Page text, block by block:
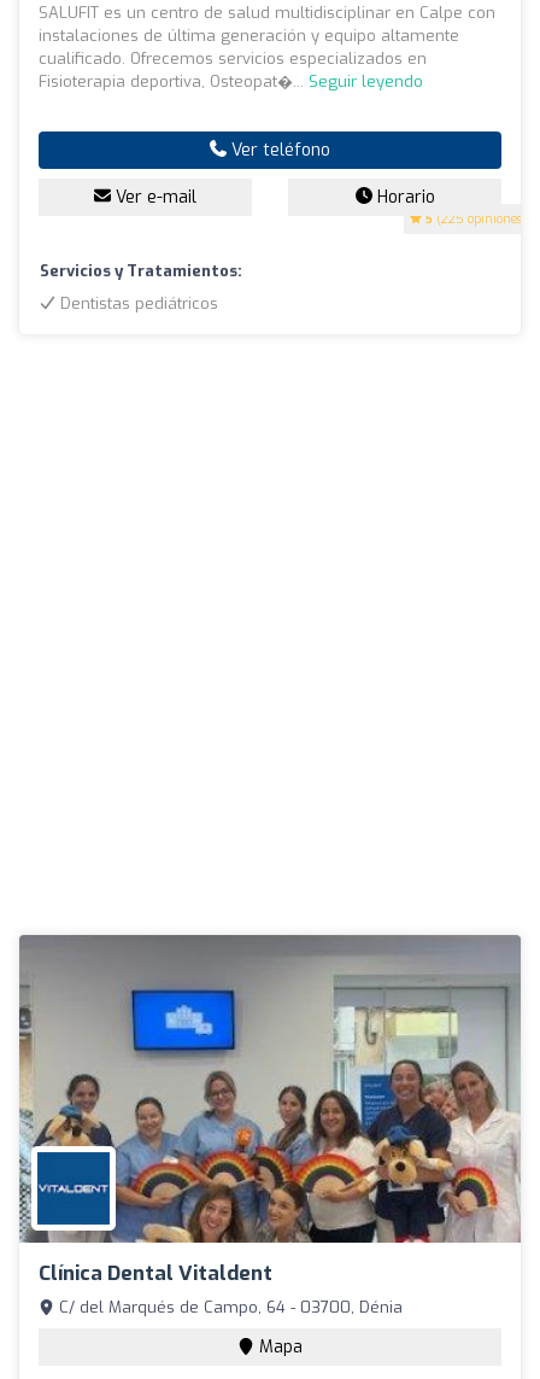
5 (225 opiniones)
SALUFIT es un centro de salud multidisciplinar en Calpe con
instalaciones de última generación y equipo altamente
cualificado. Ofrecemos servicios especializados en
Fisioterapia deportiva, Osteopat�... Seguir leyendo
Ver teléfono
Ver e-mail Horario
Servicios y Tratamientos:
Dentistas pediátricos
Clínica Dental Vitaldent
C/ del Marqués de Campo, 64 - 03700, Dénia
Mapa